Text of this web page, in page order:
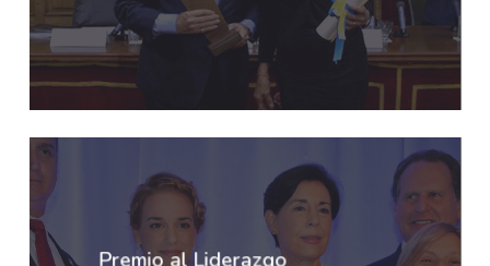
Premio al Liderazgo